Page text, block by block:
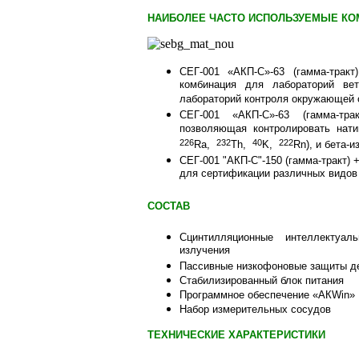
НАИБОЛЕЕ ЧАСТО ИСПОЛЬЗУЕМЫЕ
СЕГ-001 «АКП-С»-63 (гамма-
комбинация для лабораторий
лабораторий контроля
СЕГ-001 «АКП-С»-63 (гамма-
позволяющая контролировать
226Ra, 232Th, 40K, 222Rn), и бета-
СЕГ-001 "АКП-С"-150 (гамма-тракт)
для сертификации различных
СОСТАВ
Сцинтилляционные
излучения
Пассивные низкофоновые защиты
Стабилизированный блок питания
Программное обеспечение «АКWin»
Набор измерительных сосудов
ТЕХНИЧЕСКИЕ ХАРАКТЕРИСТИКИ